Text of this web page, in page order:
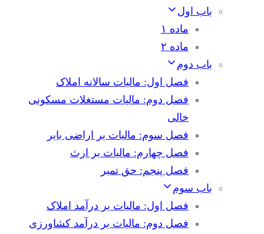
باب اول
ماده ۱
ماده ۲
باب دوم
فصل اول: مالیات سالانه املاک
فصل دوم: مالیات مستغلات مسکونی
خالی
فصل سوم: مالیات بر اراضی بایر
فصل چهارم: مالیات بر ارث
فصل پنجم: حق تمبر
باب سوم
فصل اول: مالیات بر درآمد املاک
فصل دوم: مالیات بر درآمد کشاورزی